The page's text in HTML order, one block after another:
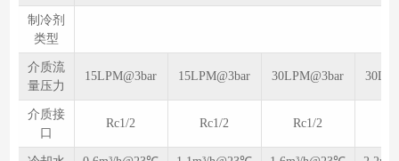
制冷剂
类型
介质流
量压力
15LPM@3bar 15LPM@3bar 30LPM@3bar
介质接
口
Rc1/2 Rc1/2 Rc1/2